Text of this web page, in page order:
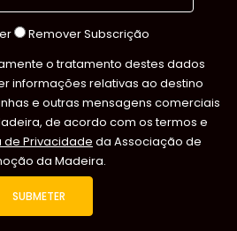
Remover Subscrição
o tratamento destes dados
informações relativas ao destino
e outras mensagens comerciais
de acordo com os termos e
de Privacidade da Associação de
da Madeira.